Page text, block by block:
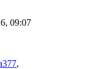
09:07
,